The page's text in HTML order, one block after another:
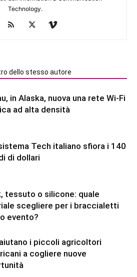
Technology.
dello stesso autore
in Alaska, nuova una rete Wi-Fi
ad alta densità
Tech italiano sfiora i 140
di dollari
tessuto o silicone: quale
scegliere per i braccialetti
evento?
i piccoli agricoltori
a cogliere nuove